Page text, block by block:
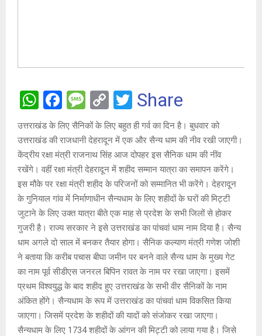
W
h
at
s
A
p
p
F
a
ce
b
o
o
k
M
es
s
a
g
e
C
o
py
Li
n
k
T
wi
tt
er
Share
उत्तराखंड के लिए सैनिकों के लिए बहुत ही गर्व का दिन है। बुधवार को
उत्तराखंड की राजधानी देहरादून में एक और सैन्य धाम की नीव रखी जाएगी।
केंद्रीय रक्षा मंत्री राजनाथ सिंह आज दोपहर इस सैनिक धाम की नींव
रखेंगे। वहीं रक्षा मंत्री देहरादून में शहीद सम्मान यात्रा का समापन करेंगे।
इस मौके पर रक्षा मंत्री शहीद के परिजनों को सम्मानित भी करेंगे। देहरादून
के गुनियाल गांव में निर्माणाधीन सैन्यधाम के लिए शहीदों के घरों की मिट्टी
जुटाने के लिए उक्त यात्रा बीते एक माह से प्रदेश के सभी जिलों से होकर
गुजरी है। राज्य सरकार ने इसे उत्तराखंड का पांचवां धाम नाम दिया है। सैन्य
धाम अगले दो साल में बनकर तैयार होगा। सैनिक कल्याण मंत्री गणेश जोशी
ने बताया कि करीब पचास बीघा जमीन पर बनने वाले सैन्य धाम के मुख्य गेट
का नाम पूर्व सीडीएस जनरल बिपिन रावत के नाम पर रखा जाएगा। इसमें
प्रथम विश्वयुद्ध के बाद शहीद हुए उत्तराखंड के सभी वीर सैनिकों के नाम
अंकित होंगे। सैन्यधाम के रूप में उत्तराखंड का पांचवां धाम विकसित किया
जाएगा। जिसमें प्रदेश के शहीदों की यादों को संजोकर रखा जाएगा।
सैन्यधाम के लिए 1734 शहीदों के आंगन की मिट्टी को लाया गया है। जिसे